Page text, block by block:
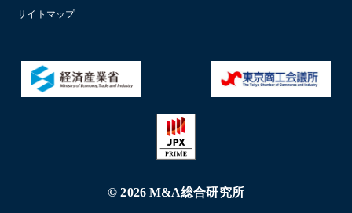
サイトマップ
© 2026 M&A総合研究所